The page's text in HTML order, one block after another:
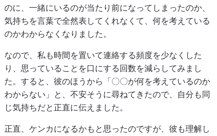
のに、一緒にいるのが当たり前になってしまったのか、
気持ちを言葉で全然表してくれなくて、何を考えている
のかわからなくなりました。
なので、私も時間を置いて連絡する頻度を少なくした
り、思っていることを口にする回数を減らしてみまし
た。すると、彼のほうから「〇〇が何を考えているのか
わからない」と、不安そうに尋ねてきたので、自分も同
じ気持ちだと正直に伝えました。
正直、ケンカになるかもと思ったのですが、彼も理解し